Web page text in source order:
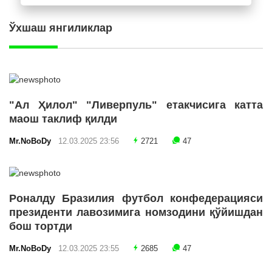
Ўхшаш янгиликлар
"Ал Ҳилол" "Ливерпуль" етакчисига катта
маош таклиф қилди
Mr.NoBoDy 12.03.2025 23:56 2721 47
Роналду Бразилия футбол конфедерацияси
президенти лавозимига номзодини қўйишдан
бош тортди
Mr.NoBoDy 12.03.2025 23:55 2685 47